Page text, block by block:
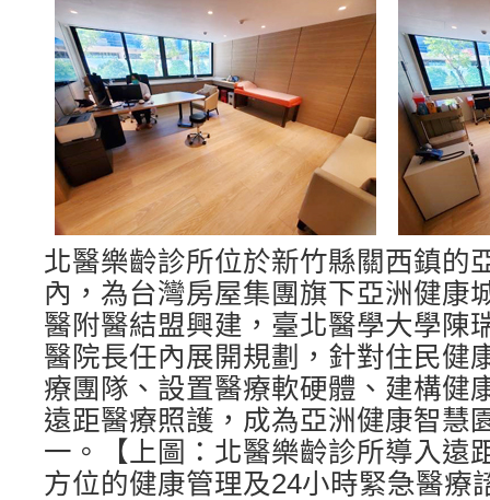
北醫樂齡診所位於新竹縣關西鎮的
內，為台灣房屋集團旗下亞洲健康
醫附醫結盟興建，臺北醫學大學陳
醫院長任內展開規劃，針對住民健
療團隊、設置醫療軟硬體、建構健
遠距醫療照護，成為亞洲健康智慧
一。【上圖：北醫樂齡診所導入遠
方位的健康管理及24小時緊急醫療